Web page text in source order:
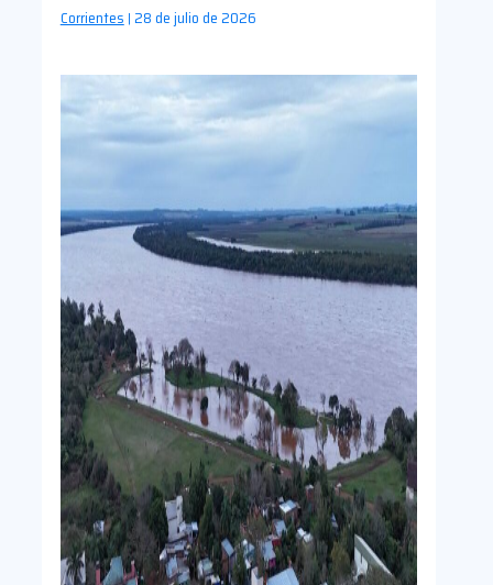
Corrientes | 28 de julio de 2026